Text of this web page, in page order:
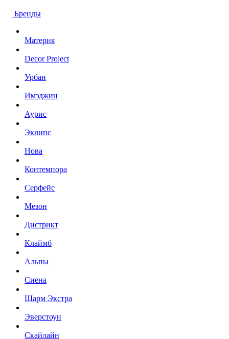
Бренды
Материя
Decor Project
Урбан
Имэджин
Аурис
Эклипс
Нова
Контемпора
Серфейс
Мезон
Дистрикт
Клаймб
Альпы
Сиена
Шарм Экстра
Эверстоун
Скайлайн